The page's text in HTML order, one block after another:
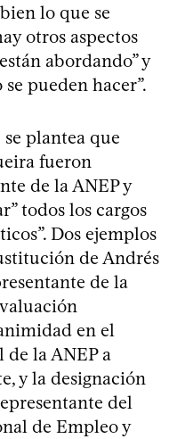
lo que se
otros aspectos
abordando” y
pueden hacer”.
plantea que
fueron
de la ANEP y
todos los cargos
Dos ejemplos
de Andrés
de la
en el
la ANEP a
y la designación
del
de Empleo y